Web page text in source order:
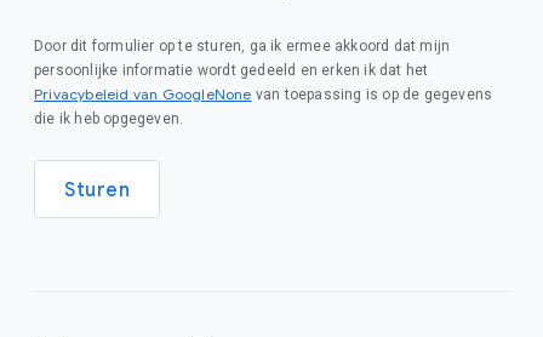
Door dit formulier op te sturen, ga ik ermee akkoord dat mijn
persoonlijke informatie wordt gedeeld en erken ik dat het
Privacybeleid van GoogleNone van toepassing is op de gegevens
die ik heb opgegeven.
Sturen